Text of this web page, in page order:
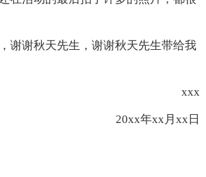
谢谢秋天先生，谢谢秋天先生带给我
xxx
20xx年xx月xx日